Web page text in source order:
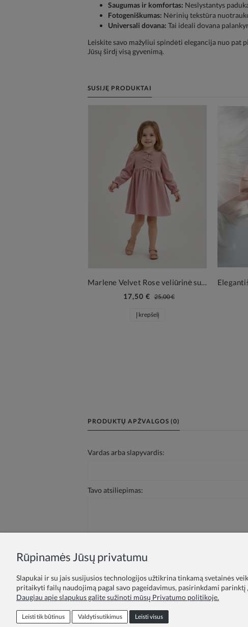
Saugumas ir komfortas: Neslystantys
Fotogeniškumas: Nėrinių tekstūra
Universali dovana: Tai ideali dovana
Leiskite savo mažyliui spindėti elegancija nuo pat
Jūsų širdį visą gyvenimą.
SUSIJĘ PRODUKTAI
Marlene Velvet Rose veliūrinė suknelė mergaitei
17,50 € 25,00 €
Į krepšelį
PRODUKTŲ APŽVALGOS (0)
Vardas arba slapyvardis:
Tavo atsiliepimas:
Siųsti
Lojalumo programa
Rūpinamės Jūsų privatumu
Slapukai ir su jais susijusios technologijos užtikrina tinkamą svetainės
pritaikyti failų naudojimą pagal savo pageidavimus, pasirinkdami parinktį
Daugiau apie slapukus galite sužinoti mūsų Privatumo politikoje.
Leisti tik būtinus Valdyti sutikimus Leisti visus